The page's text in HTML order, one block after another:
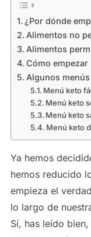
¿Por dónde
Alimentos no
Alimentos
Cómo empezar
Algunos
Menú keto
Menú keto
Menú keto
Menú keto
Ya hemos
hemos reducido
empieza el
lo largo de
Sí, has leído